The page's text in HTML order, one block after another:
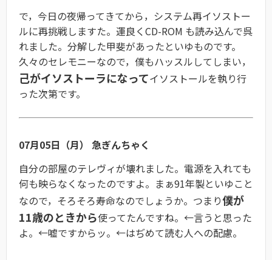
で，今日の夜帰ってきてから，システム再イソストー
ルに再挑戦しますた。運良くCD-ROM も読み込んで呉
れました。分解した甲斐があったといゆものです。
久々のセレモニーなので，僕もハッスルしてしまい，
己がイソストーラになってイソストールを執り行
った次第です。
07月05日（月） 急ぎんちゃく
自分の部屋のテレヴィが壊れました。電源を入れても
何も映らなくなったのですよ。まぁ91年製といゆこと
なので，そろそろ寿命なのでしょうか。つまり僕が
11歳のときから使ってたんですね。←言うと思った
よ。←嘘ですからッ。←はぢめて読む人への配慮。